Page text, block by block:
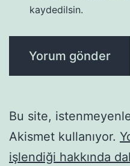
kaydedilsin.
Bu site,
Akismet kullanıyor.
işlendiği hakkında